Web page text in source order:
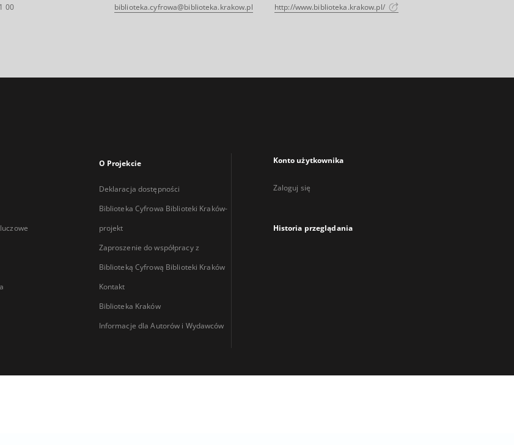
00 biblioteka.cyfrowa@biblioteka.krakow.pl http://www.biblioteka.krakow.pl/
O Projekcie
Deklaracja dostępności
Biblioteka Cyfrowa Biblioteki Kraków-
projekt
Zaproszenie do współpracy z
Biblioteką Cyfrową Biblioteki Kraków
Kontakt
Biblioteka Kraków
Informacje dla Autorów i Wydawców
Konto użytkownika
Zaloguj się
Historia przeglądania